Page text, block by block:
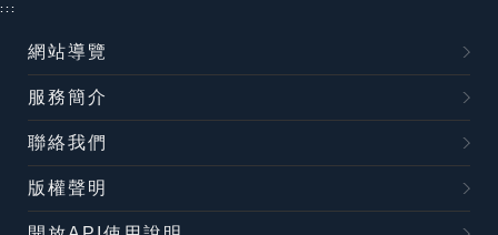
:::
網站導覽
服務簡介
聯絡我們
版權聲明